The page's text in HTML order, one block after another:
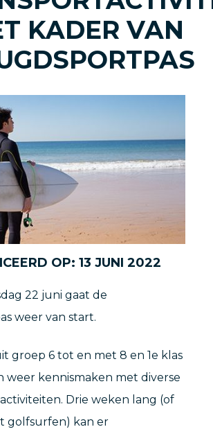
KADER VAN
OP: 13 JUNI 2022
22 juni gaat de
weer van start.
groep 6 tot en met 8 en 1e klas
weer kennismaken met diverse
Drie weken lang (of
golfsurfen) kan er